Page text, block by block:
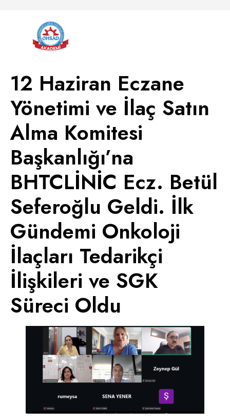
12 Haziran Eczane
Yönetimi ve İlaç Satın
Alma Komitesi
Başkanlığı’na
BHTCLİNİC Ecz. Betül
Seferoğlu Geldi. İlk
Gündemi Onkoloji
İlaçları Tedarikçi
İlişkileri ve SGK
Süreci Oldu